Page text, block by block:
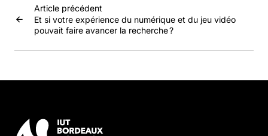
Article précédent
Et si votre expérience du numérique et du jeu vidéo
pouvait faire avancer la recherche ?